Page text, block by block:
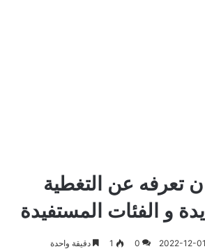
تعرفه عن التغطية
و الفئات المستفيدة
2022-12-01
0
1 دقيقة واحدة